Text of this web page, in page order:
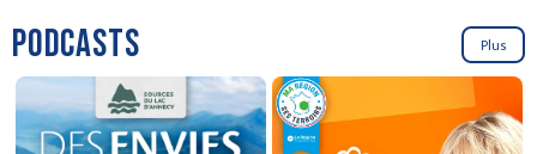
PODCASTS Plus